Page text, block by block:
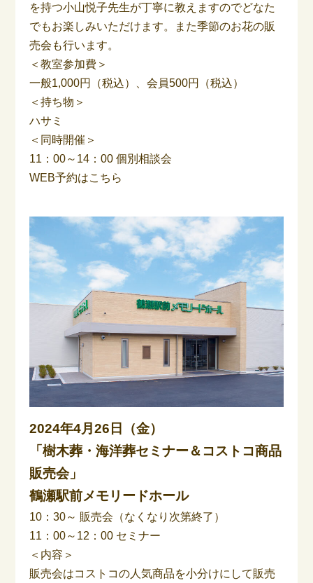
を持つ小山悦子先生が丁寧に教えますのでどなた
でもお楽しみいただけます。また季節のお花の販
売会も行います。
＜教室参加費＞
一般1,000円（税込）、会員500円（税込）
＜持ち物＞
ハサミ
＜同時開催＞
11：00～14：00 個別相談会
WEB予約はこちら
2024年4月26日（金）
「樹木葬・海洋葬セミナー＆コストコ商品
販売会」
鶴瀬駅前メモリードホール
10：30～ 販売会（なくなり次第終了）
11：00～12：00 セミナー
＜内容＞
販売会はコストコの人気商品を小分けにして販売